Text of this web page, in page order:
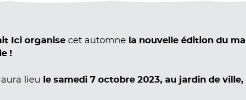
Ici organise cet automne la nouvelle édition du
!
lieu le samedi 7 octobre 2023, au jardin de ville,